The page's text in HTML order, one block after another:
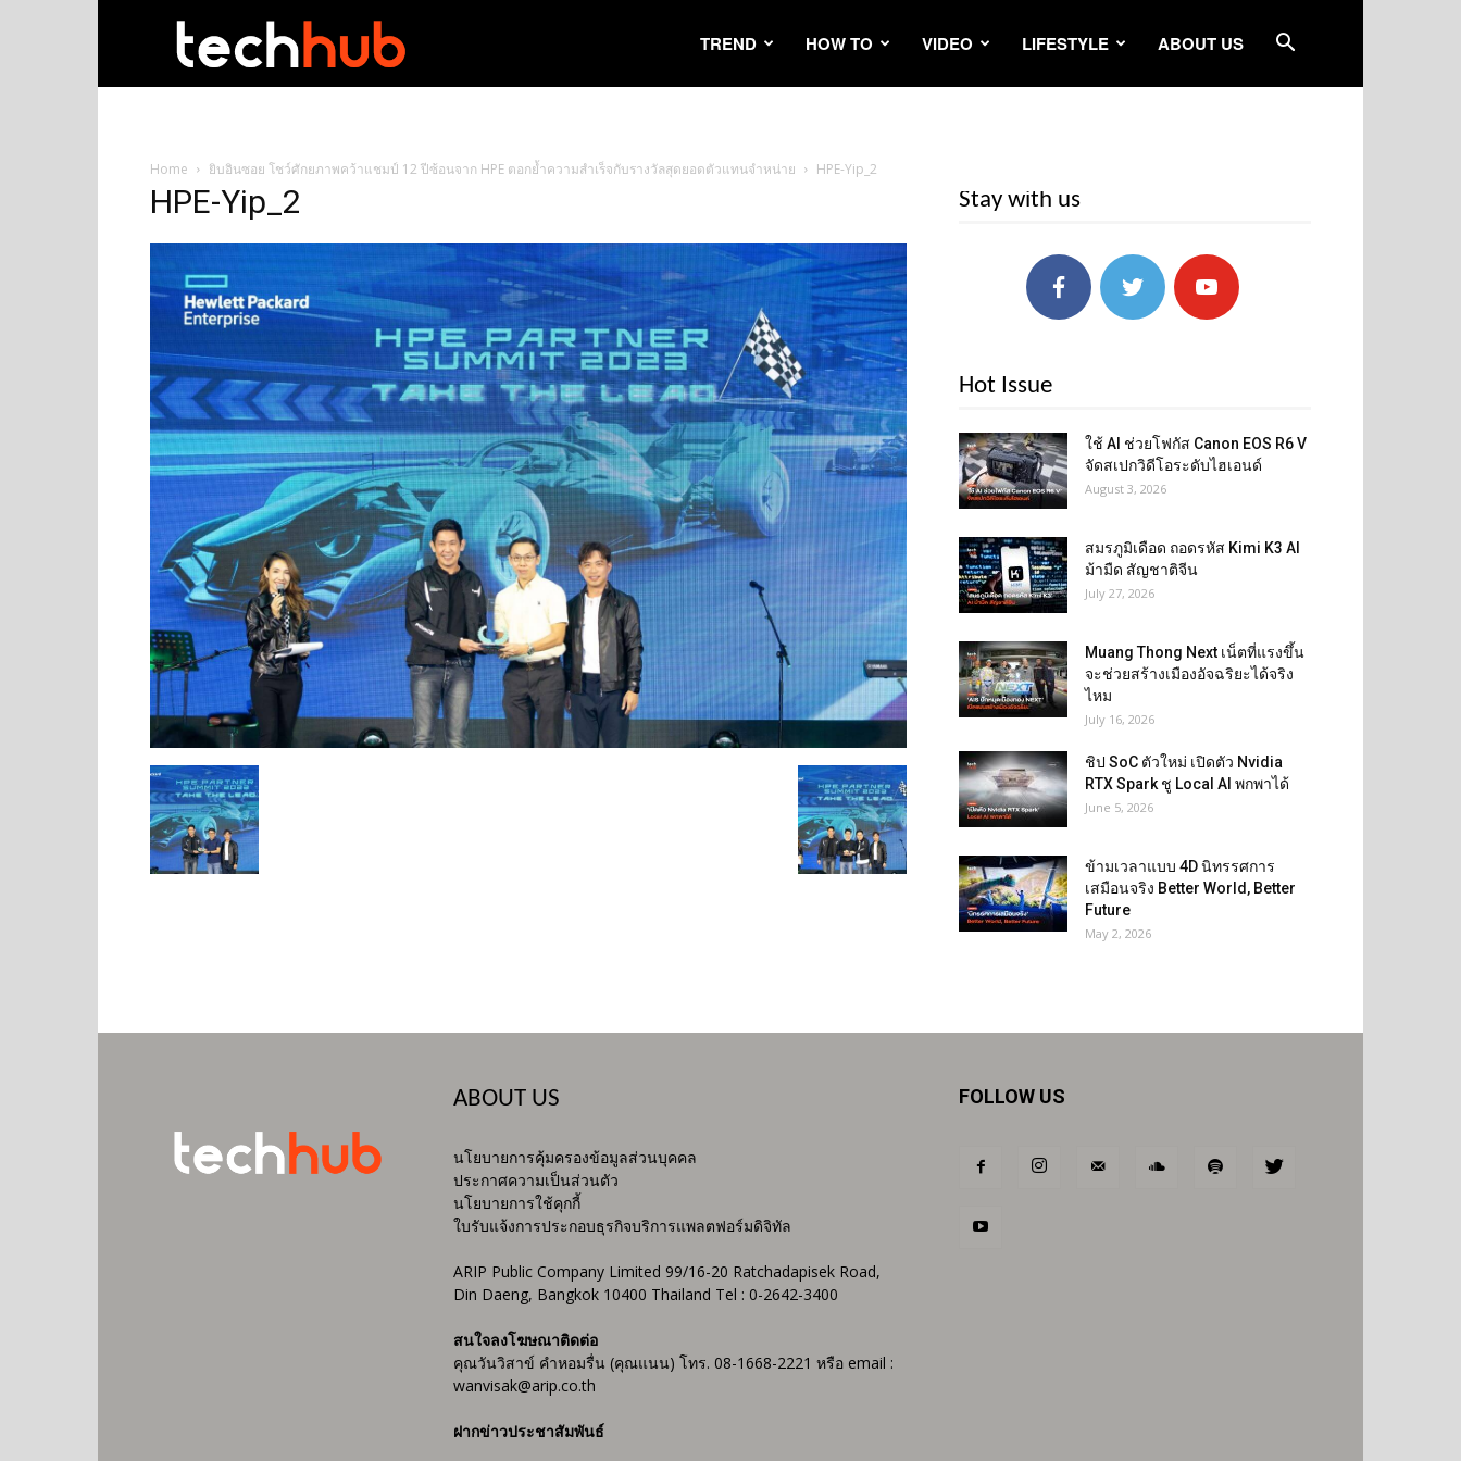
TREND HOW TO VIDEO LIFESTYLE ABOUT US
Home ยิบอินซอย โชว์ศักยภาพคว้าแชมป์ 12 ปีซ้อนจาก HPE ตอกย้ำความสำเร็จกับรางวัลสุดยอดตัวแทนจำหน่าย HPE-Yip_2
HPE-Yip_2 Stay with us
Hot Issue
ใช้ AI ช่วยโฟกัส Canon EOS R6 V
จัดสเปกวิดีโอระดับไฮเอนด์
August 3, 2026
สมรภูมิเดือด ถอดรหัส Kimi K3 AI
ม้ามืด สัญชาติจีน
July 27, 2026
Muang Thong Next เน็ตที่แรงขึ้น
จะช่วยสร้างเมืองอัจฉริยะได้จริง
ไหม
July 16, 2026
ชิป SoC ตัวใหม่ เปิดตัว Nvidia
RTX Spark ชู Local AI พกพาได้
June 5, 2026
ข้ามเวลาแบบ 4D นิทรรศการ
เสมือนจริง Better World, Better
Future
May 2, 2026
ABOUT US
นโยบายการคุ้มครองข้อมูลส่วนบุคคล
ประกาศความเป็นส่วนตัว
นโยบายการใช้คุกกี้
ใบรับแจ้งการประกอบธุรกิจบริการแพลตฟอร์มดิจิทัล
ARIP Public Company Limited 99/16-20 Ratchadapisek Road,
Din Daeng, Bangkok 10400 Thailand Tel : 0-2642-3400
สนใจลงโฆษณาติดต่อ
คุณวันวิสาข์ คำหอมรื่น (คุณแนน) โทร. 08-1668-2221 หรือ email :
wanvisak@arip.co.th
ฝากข่าวประชาสัมพันธ์
FOLLOW US